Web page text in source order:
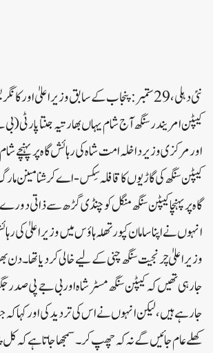
نئی دہلی ، 29 ستمبر:پنجاب کے سابق وزیر اعلیٰ اور
کیپٹن امریندر سنگھ آج شام یہاں بھارتیہ جنتا پارٹی
کیپٹن سنگھ کی گاڑیوں کا قافلہ سِکس-اے کرشنا مینن
گاہ پر پہنچا کیپٹن سنگھ منگل کو چنڈی گڑھ سے ذاتی
انہوں نے اپنا سامان کپورتھلہ ہاؤس میں وزیر اعلیٰ کی
وزیر اعلیٰ چرنجیت سنگھ چنی کے لیے خالی کر دیا تھا۔دن
جارہی تھیں کہ کیپٹن سنگھ مسٹر شاہ اور بی جے پی
جارہے ہیں ، لیکن انہوں نے اس کی تردید کی اور کہا کہ
کھلے عام جائیں گے نہ کہ چھپ کر۔سمجھا جاتا ہے کہ